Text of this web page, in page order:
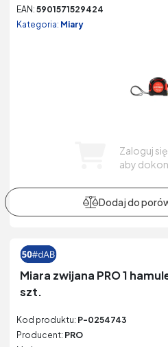
EAN: 5901571529424
Kategoria: Miary
Zaloguj
aby
Miara zwijana PRO 1
szt.
Kod produktu: P-0254743
Producent: PRO